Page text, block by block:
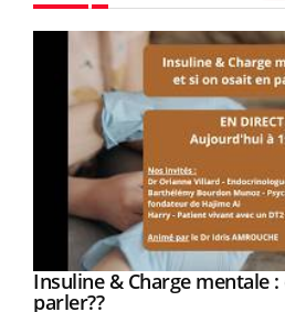
Youtube
Insuline & Charge mentale
parler??Youtube
Youtube
Eczéma Chronique des
pour l’été ! Youtube